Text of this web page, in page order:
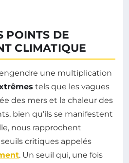
POINTS DE
CLIMATIQUE
une multiplication
tels que les vagues
des mers et la chaleur des
bien qu’ils se manifestent
nous rapprochent
critiques appelés
. Un seuil qui, une fois